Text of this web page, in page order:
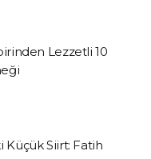
Lezzetli 10
Küçük Siirt: Fatih